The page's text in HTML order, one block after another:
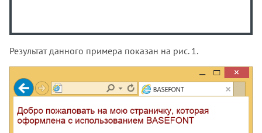
Результат данного примера показан на рис. 1.